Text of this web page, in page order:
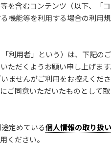
を含むコンテンツ（以下、「
機能等を利用する場合の利用
利用者」という）は、下記の
ただくようお願い申し上げま
ませんがご利用をお控えくださ
ご同意いただいたものとして
定めている個人情報の取り扱い
ください。